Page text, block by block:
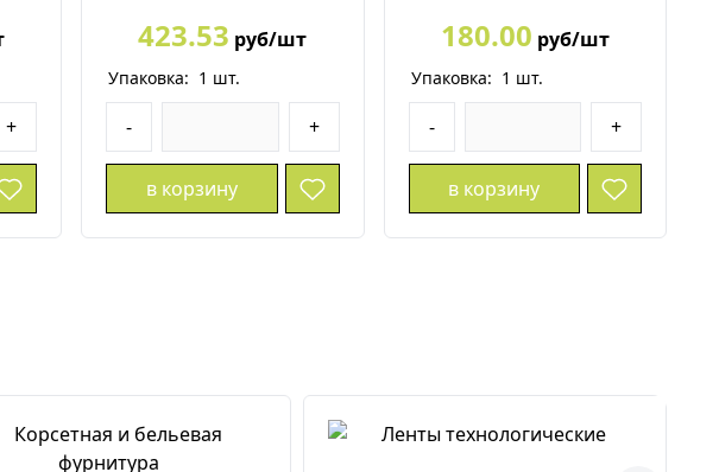
+
423.53 руб/шт
Упаковка: 1 шт.
- +
в корзину
180.00 руб/шт
Упаковка: 1 шт.
- +
в корзину